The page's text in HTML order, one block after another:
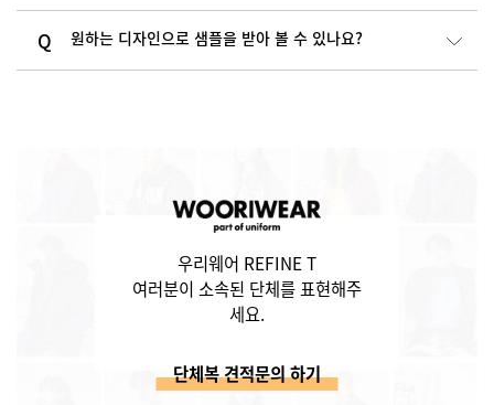
원하는 디자인으로 샘플을 받아 볼 수 있나요?
우리웨어 REFINE T
여러분이 소속된 단체를 표현해주
세요.
단체복 견적문의 하기